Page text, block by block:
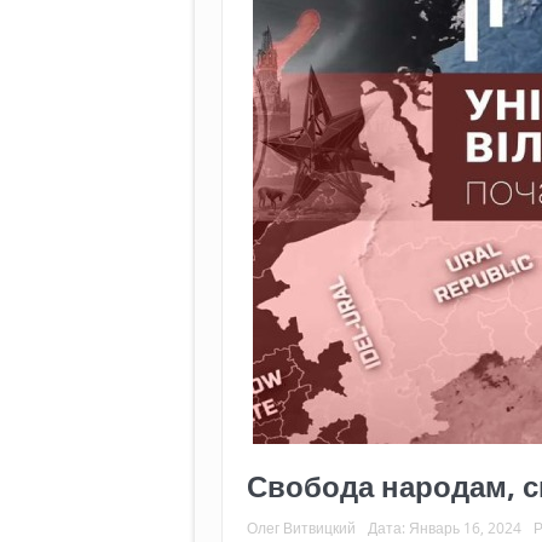
Свобода народам,
Олег Витвицкий Дата: Январь 16, 2024